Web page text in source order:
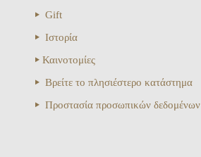
Gift
Ιστορία
Καινοτομίες
Βρείτε το πλησιέστερο κατάστημα
Προστασία προσωπικών δεδομένων